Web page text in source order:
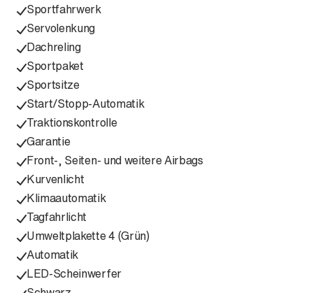
Sportfahrwerk
Servolenkung
Dachreling
Sportpaket
Sportsitze
Start/Stopp-Automatik
Traktionskontrolle
Garantie
Front-, Seiten- und weitere Airbags
Kurvenlicht
Klimaautomatik
Tagfahrlicht
Umweltplakette 4 (Grün)
Automatik
LED-Scheinwerfer